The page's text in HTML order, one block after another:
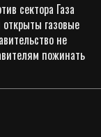
сектора Газа
газовые
не
пожинать